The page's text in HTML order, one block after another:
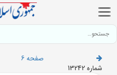
صفحه 6
شماره 13242